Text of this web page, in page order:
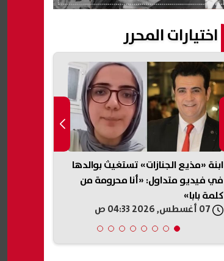
اختيارات المحرر
ابنة «مذيع الجنازات» تستغيث بوالدها
في فيديو متداول: «أنا محرومة من
كلمة بابا»